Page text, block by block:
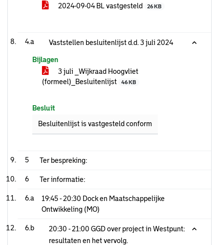
2024-09-04 BL vastgesteld 26 KB
4.a Vaststellen besluitenlijst d.d. 3 juli 2024
Bijlagen
3 juli _Wijkraad Hoogvliet
(formeel)_Besluitenlijst
46 KB
Besluit
Besluitenlijst is vastgesteld conform
5 Ter bespreking:
6 Ter informatie:
6.a
19:45 - 20:30 Dock en Maatschappelijke
Ontwikkeling (MO)
6.b
20:30 - 21:00 GGD over project in Westpunt:
resultaten en het vervolg.